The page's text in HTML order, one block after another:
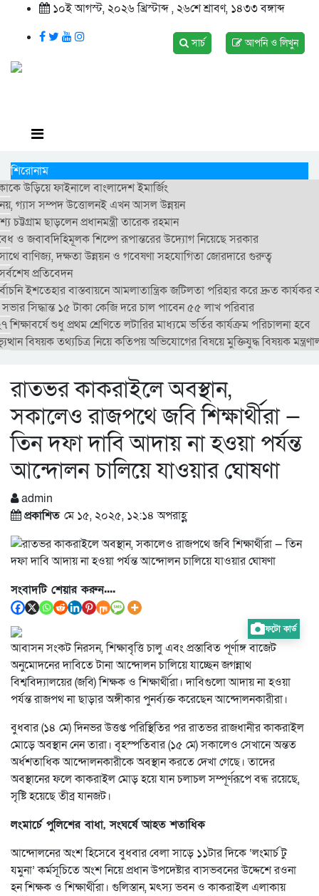
১০ই আগস্ট, ২০২৬ খ্রিস্টাব্দ , ২৬শে শ্রাবণ, ১৪৩৩ বঙ্গাব্দ
আপনি ও লিখুন
সার্চ
শিরোনাম
উড়িয়ে ফাইনালে বাংলাদেশ ইমার্জিং
নয়, গ্যাস সম্পদ উত্তোলনই এখন আসল উন্নয়ন
চট্টগ্রাম ছাড়লেন প্রধানমন্ত্রী তারেক রহমান
ও জবাবদিহিমূলক শিল্পে রূপান্তরের উদ্যোগ নিয়েছে সরকার
বাণিজ্য, দক্ষতা উন্নয়ন ও গবেষণা সহযোগিতা জোরদারে গুরুত্ব
প্রতিবেদন
ইশতেহার বাস্তবায়নে আমলাতান্ত্রিক জটিলতা পরিহার করে দ্রুত কার্যকর
সিদ্ধান্ত ১৫ টাকা কেজি দরে চাল পাবেন ৫৫ লাখ পরিবার
শুধু প্রথম শ্রেণিতে লটারির মাধ্যমে ভর্তির কার্যক্রম পরিচালনা হবে
বিষয়ক তথ্যচিত্র নিয়ে কতিপয় অভিযোগের বিষয়ে মুক্তিযুদ্ধ বিষয়ক
রাতভর কাকরাইলে অবস্থান,
সকালেও রাজপথে জবি শিক্ষার্থীরা —
তিন দফা দাবি আদায় না হওয়া পর্যন্ত
আন্দোলন চালিয়ে যাওয়ার ঘোষণা
admin
প্রকাশিত মে ১৫, ২০২৫, ১২:১৪ অপরাহ্ণ
ফটো কার্ড
সংবাদটি শেয়ার করুন....
আবাসন সংকট নিরসন, শিক্ষাবৃত্তি চালু এবং প্রস্তাবিত পূর্ণাঙ্গ বাজেট
অনুমোদনের দাবিতে টানা আন্দোলন চালিয়ে যাচ্ছেন জগন্নাথ
বিশ্ববিদ্যালয়ের (জবি) শিক্ষক ও শিক্ষার্থীরা। দাবিগুলো আদায় না হওয়া
পর্যন্ত রাজপথ না ছাড়ার অঙ্গীকার পুনর্ব্যক্ত করেছেন আন্দোলনকারীরা।
বুধবার (১৪ মে) দিনভর উত্তপ্ত পরিস্থিতির পর রাতভর রাজধানীর কাকরাইল
মোড়ে অবস্থান নেন তারা। বৃহস্পতিবার (১৫ মে) সকালেও সেখানে অন্তত
অর্ধশতাধিক আন্দোলনকারীকে অবস্থান করতে দেখা গেছে। তাদের
অবস্থানের ফলে কাকরাইল মোড় হয়ে যান চলাচল সম্পূর্ণরূপে বন্ধ রয়েছে,
সৃষ্টি হয়েছে তীব্র যানজট।
লংমার্চে পুলিশের বাধা, সংঘর্ষে আহত শতাধিক
আন্দোলনের অংশ হিসেবে বুধবার বেলা সাড়ে ১১টার দিকে ‘লংমার্চ টু
যমুনা’ কর্মসূচিতে অংশ নিয়ে প্রধান উপদেষ্টার বাসভবনের উদ্দেশে রওনা
হন শিক্ষক ও শিক্ষার্থীরা। গুলিস্তান, মৎস্য ভবন ও কাকরাইল এলাকায়